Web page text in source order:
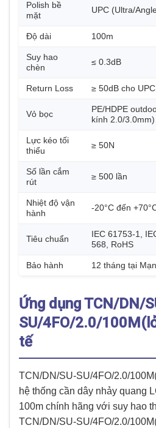
Polish bề
mặt
UPC (Ultra/
Độ dài 100m
Suy hao
chèn
≤ 0.3dB
Return Loss ≥ 50dB cho UPC
Vỏ bọc
PE/HDPE
kính 2.0/3.0mm)
Lực kéo tối
thiểu
≥ 50N
Số lần cắm
rút
≥ 500 lần
Nhiệt độ vận
hành
-20°C đến
Tiêu chuẩn
IEC 61753-1,
568, RoHS
Bảo hành 12 tháng tại
Ứng dụng TCN/DN/
SU/4FO/2.0/
tế
TCN/DN/SU-SU/4FO/2.0/
hệ thống cần dây nhảy quang
100m chính hãng với suy hao
TCN/DN/SU-SU/4FO/2.0/